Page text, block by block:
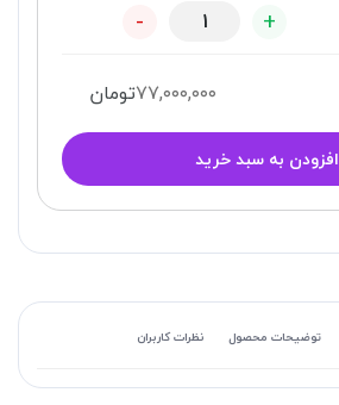
+
-
۷۷,۰۰۰,۰۰۰تومان
افزودن به سبد خرید
توضیحات محصول نظرات کاربران